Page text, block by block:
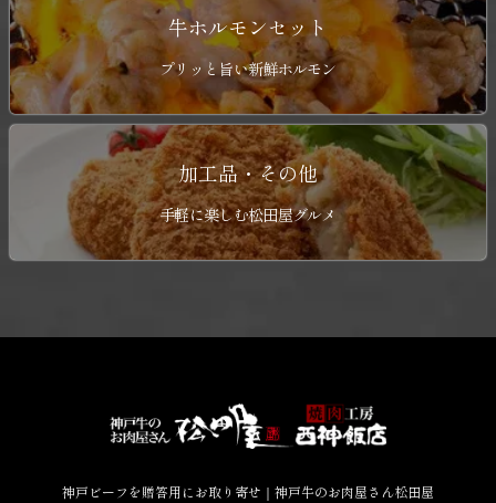
牛ホルモンセット
プリッと旨い新鮮ホルモン
加工品・その他
手軽に楽しむ松田屋グルメ
神戸ビーフを贈答用にお取り寄せ｜神戸牛のお肉屋さん松田屋